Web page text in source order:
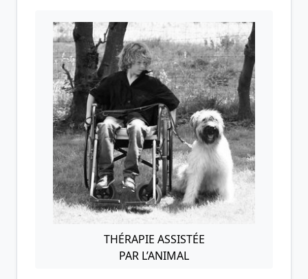
THÉRAPIE ASSISTÉE
PAR L’ANIMAL